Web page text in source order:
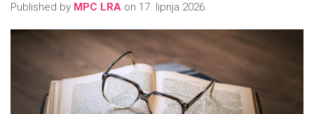
Published by MPC LRA on 17. lipnja 2026.